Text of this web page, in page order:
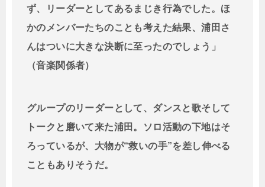
ず、リーダーとしてあるまじき行為でした。ほ
かのメンバーたちのことも考えた結果、浦田さ
んはついに大きな決断に至ったのでしょう」
（音楽関係者）
グループのリーダーとして、ダンスと歌そして
トークと磨いて来た浦田。ソロ活動の下地はそ
ろっているが、大物が“救いの手”を差し伸べる
こともありそうだ。